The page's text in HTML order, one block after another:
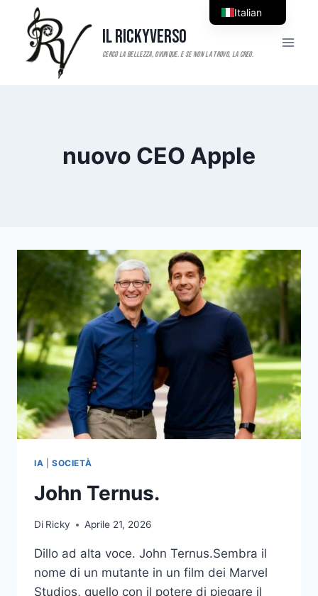
contenuto
Il RickyVerso
nuovo CEO Apple
IA SOCIETÀ
John Ternus.
Di Ricky Aprile 21, 2026
Dillo ad alta voce. John Ternus.Sembra il
nome di un mutante in un film dei Marvel
Studios, quello con il potere di piegare il
Italian